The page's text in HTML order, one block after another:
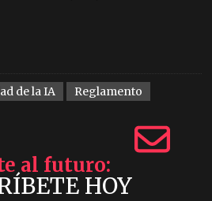
de la IA Reglamento
al futuro
HOY